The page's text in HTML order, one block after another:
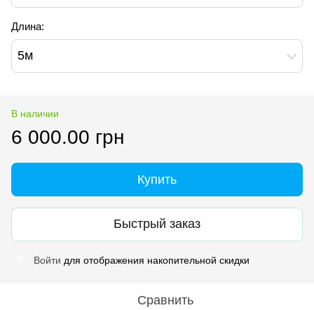
Длина:
5м
В наличии
6 000.00 грн
Купить
Быстрый заказ
Войти для отображения накопительной скидки
Сравнить